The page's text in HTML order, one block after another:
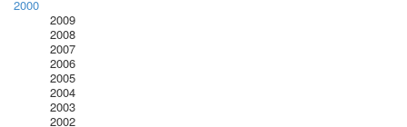
2000
2009
2008
2007
2006
2005
2004
2003
2002